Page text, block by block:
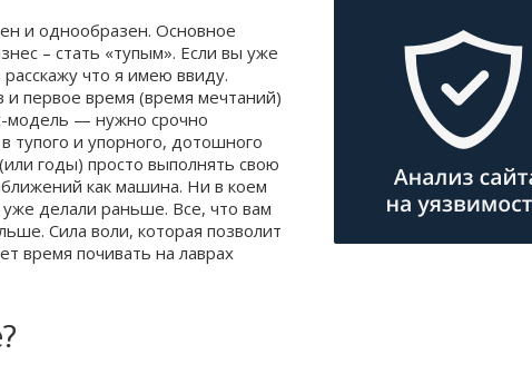
и однообразен. Основное
– стать «тупым». Если вы уже
что я имею ввиду.
и первое время (время мечтаний)
модель — нужно срочно
тупого и упорного, дотошного
годы) просто выполнять свою
как машина. Ни в коем
уже делали раньше. Все, что вам
Сила воли, которая позволит
время почивать на лаврах